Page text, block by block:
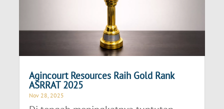
Agincourt Resources Raih Gold Rank
ASRRAT 2025
Nov 28, 2025